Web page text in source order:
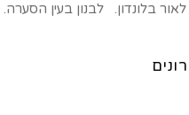
בלונדון. לבנון בעין הסערה.